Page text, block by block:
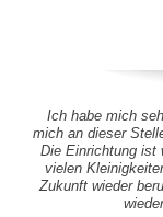
Ich habe mich
mich an dieser
Die Einrichtung ist
vielen
Zukunft wieder